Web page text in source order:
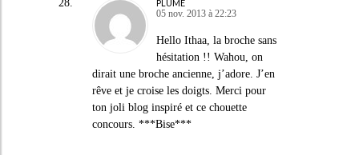
PLUME
05 nov. 2013 à 22:23
Hello Ithaa, la broche sans
hésitation !! Wahou, on
dirait une broche ancienne, j’adore. J’en
rêve et je croise les doigts. Merci pour
ton joli blog inspiré et ce chouette
concours. ***Bise***